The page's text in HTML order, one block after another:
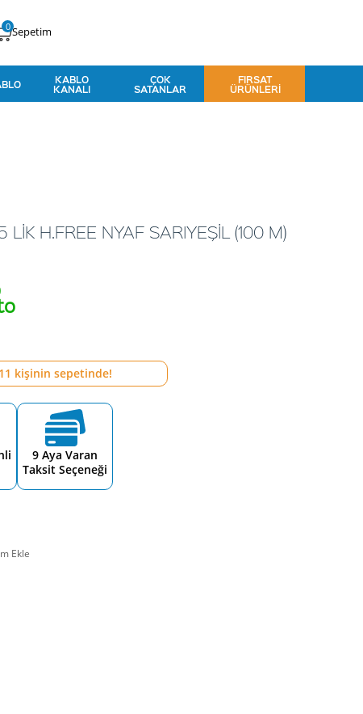
Sepetim
0
KABLO
KANALI
ÇOK
SATANLAR
FIRSAT
ÜRÜNLERI
H.FREE NYAF SARIYEŞİL (100 M)
11 kişinin sepetinde!
9 Aya Varan
Taksit Seçeneği
Ekle